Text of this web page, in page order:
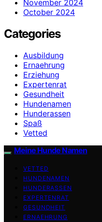
November 2024
October 2024
Categories
Ausbildung
Ernaehrung
Erziehung
Expertenrat
Gesundheit
Hundenamen
Hunderassen
Spaß
Vetted
Meine Hunde Namen
VETTED
HUNDENAMEN
HUNDERASSEN
EXPERTENRAT
GESUNDHEIT
ERNAEHRUNG